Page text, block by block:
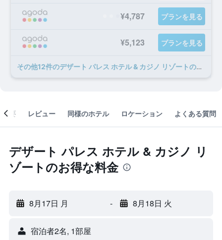
¥4,787 プランを見る
¥5,123 プランを見る
​その他12​件のデザート パレス ホテル & カジノ リゾートのオファー
概要 レビュー 同様のホテル ロケーション よくある質問
デザート パレス ホテル & カジノ リ
ゾートのお得な料金
8月17日 月 - 8月18日 火
宿泊者2名, 1​部屋